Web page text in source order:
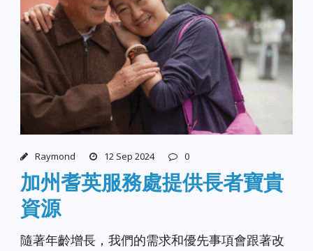
Raymond 12 Sep 2024 0
加州耆英服務處提供長者寶貴
資源
隨著年齡增長，我們的需求和優先事項會跟著改